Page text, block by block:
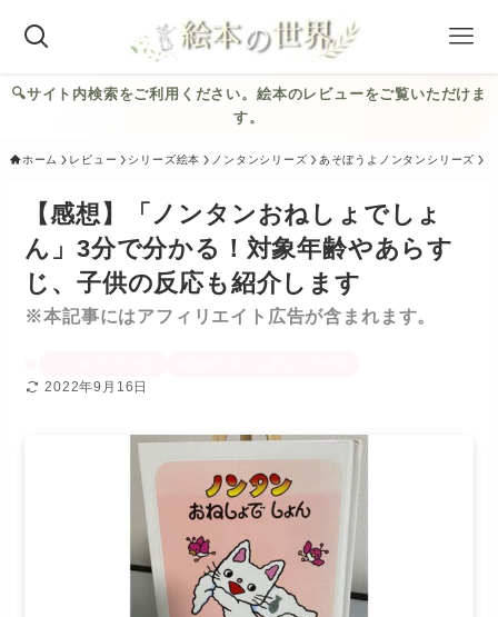
🔍︎サイト内検索をご利用ください。絵本のレビューをご覧いただけま
す。
ホーム レビュー シリーズ絵本 ノンタンシリーズ あそぼうよノンタンシリーズ
【感想】「ノンタンおねしょでしょ
ん」3分で分かる！対象年齢やあらす
じ、子供の反応も紹介します
※本記事にはアフィリエイト広告が含まれます。
2022年9月16日